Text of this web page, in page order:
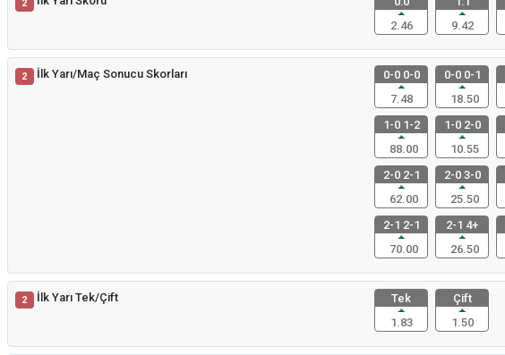
2
2.46
9.42
2 İlk Yarı/Maç Sonucu Skorları
0-0 0-0
7.48
0-0 0-1
18.50
1-0 1-2
88.00
1-0 2-0
10.55
2-0 2-1
62.00
2-0 3-0
25.50
2-1 2-1
70.00
2-1 4+
26.50
2 İlk Yarı Tek/Çift
Tek
1.83
Çift
1.50